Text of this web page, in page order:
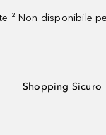
Non disponibile
Shopping Sicuro